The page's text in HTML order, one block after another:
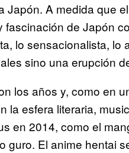
Japón. A medida que
fascinación de Japón
lo sensacionalista, lo
sino una erupción
los años y, como en
la esfera literaria,
en 2014, como el
El anime hentai